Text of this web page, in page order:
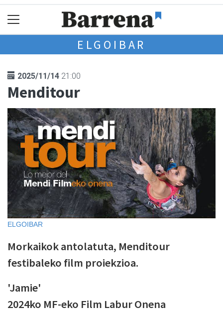
ELGOIBAR
2025/11/14 21:00
Menditour
ELGOIBAR
Morkaikok antolatuta, Menditour
festibaleko film proiekzioa.
'Jamie'
2024ko MF-eko Film Labur Onena